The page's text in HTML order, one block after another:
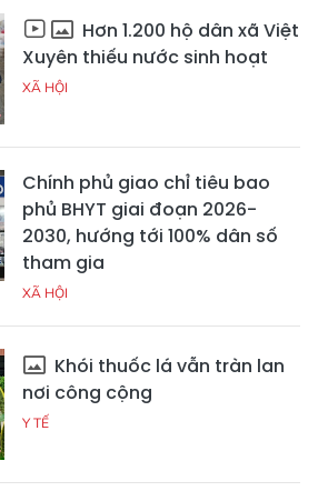
Hơn 1.200 hộ dân xã Việt
Xuyên thiếu nước sinh hoạt
XÃ HỘI
Chính phủ giao chỉ tiêu bao
phủ BHYT giai đoạn 2026-
2030, hướng tới 100% dân số
tham gia
XÃ HỘI
Khói thuốc lá vẫn tràn lan
nơi công cộng
Y TẾ